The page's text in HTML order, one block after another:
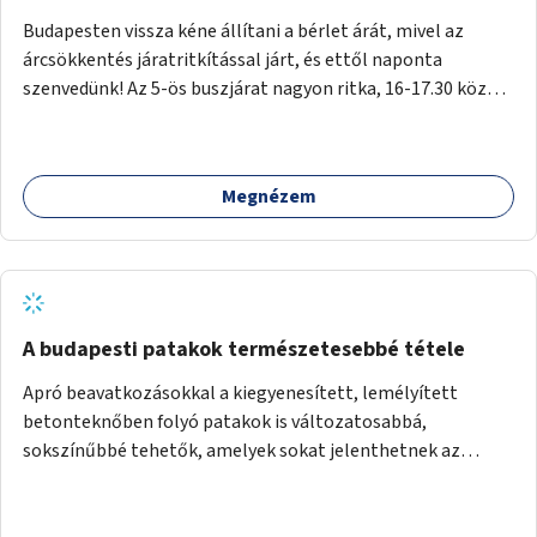
Budapesten vissza kéne állítani a bérlet árát, mivel az
árcsökkentés járatritkítással járt, és ettől naponta
szenvedünk! Az 5-ös buszjárat nagyon ritka, 16-17.30 között
kell utaznunk, gyerekkel együtt minden nap. Sokkal többet
érnénk vele, ha növelnék a bérlet árát és gyakorítanák a
megéreznénk.
Megnézem
A budapesti patakok természetesebbé tétele
Apró beavatkozásokkal a kiegyenesített, lemélyített
betonteknőben folyó patakok is változatosabbá,
sokszínűbbé tehetők, amelyek sokat jelenthetnek az